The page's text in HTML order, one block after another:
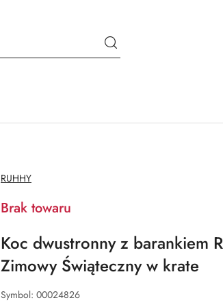
NAZWA
PRODUCENTA:
RUHHY
Brak towaru
Koc dwustronny z barankiem
Zimowy Świąteczny w krate
Symbol: 00024826